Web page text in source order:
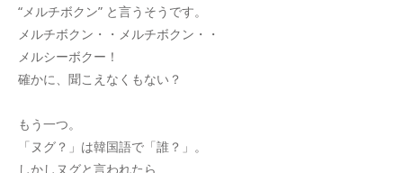
“メルチボクン” と言うそうです。
メルチボクン・・メルチボクン・・
メルシーボクー！
確かに、聞こえなくもない？
もう一つ。
「ヌグ？」は韓国語で「誰？」。
しかしヌグと言われたら